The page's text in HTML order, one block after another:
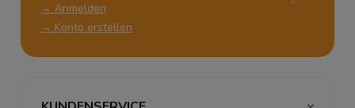
→ Anmelden
→ Konto erstellen